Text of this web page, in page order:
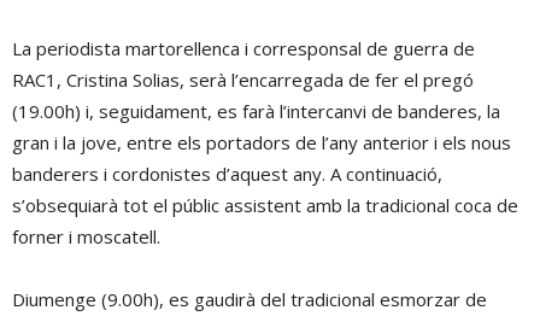
La periodista martorellenca i corresponsal de guerra de
RAC1, Cristina Solias, serà l’encarregada de fer el pregó
(19.00h) i, seguidament, es farà l’intercanvi de banderes, la
gran i la jove, entre els portadors de l’any anterior i els nous
banderers i cordonistes d’aquest any. A continuació,
s’obsequiarà tot el públic assistent amb la tradicional coca de
forner i moscatell.
Diumenge (9.00h), es gaudirà del tradicional esmorzar de